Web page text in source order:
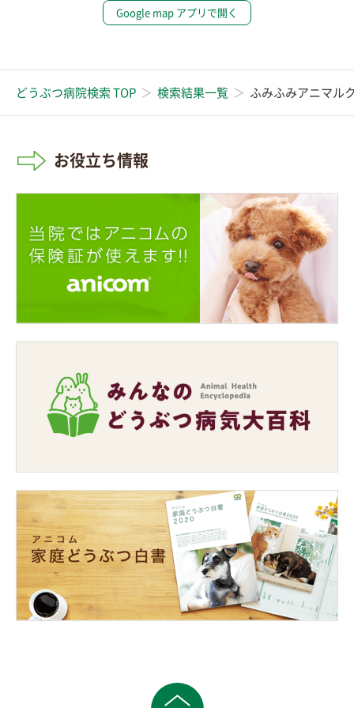
Google map アプリで開く
どうぶつ病院検索 TOP 検索結果一覧 ふみふみアニマル
お役立ち情報